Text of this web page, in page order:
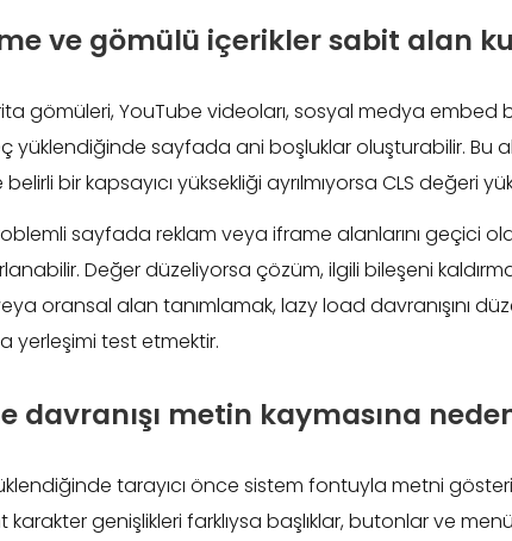
ve gömülü içerikler sabit alan
gömüleri, YouTube videoları, sosyal medya embed
yüklendiğinde sayfada ani boşluklar oluşturabilir. Bu
bir kapsayıcı yüksekliği ayrılmıyorsa CLS değeri
sayfada reklam veya iframe alanlarını geçici
Değer düzeliyorsa çözüm, ilgili bileşeni
oransal alan tanımlamak, lazy load davranışını
yerleşimi test etmektir.
davranışı metin kaymasına
tarayıcı önce sistem fontuyla metni
genişlikleri farklıysa başlıklar, butonlar ve